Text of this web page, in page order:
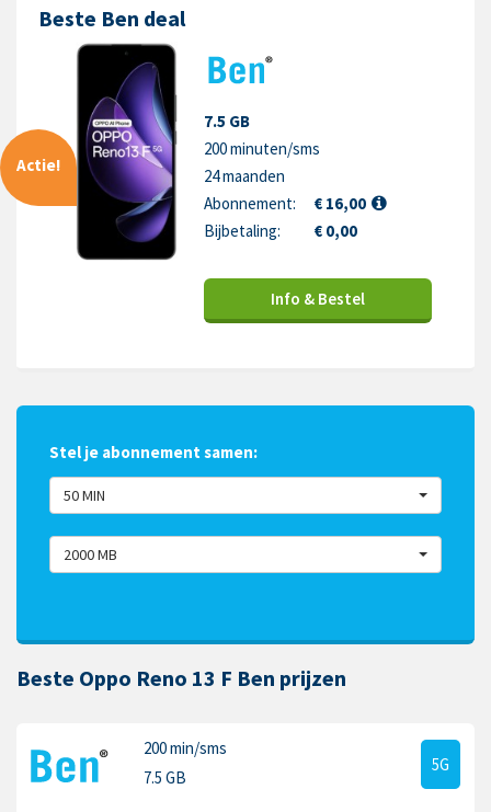
Beste Ben deal
Actie!
7.5 GB
200 minuten/sms
24 maanden
Abonnement:
€ 16,00
Bijbetaling:
€ 0,00
Info & Bestel
Stel je abonnement samen:
50 MIN
2000 MB
Beste Oppo Reno 13 F Ben prijzen
200 min/sms
7.5 GB
5G